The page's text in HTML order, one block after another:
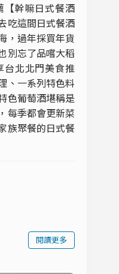
【幹嘛日式餐酒
吃這間日式餐酒
，過年採買年貨
別忘了品嚐大稻
台北北門美食推
、一系列特色料
色葡萄酒堪稱是
每季都會更新菜
族聚餐的日式餐
閱讀更多